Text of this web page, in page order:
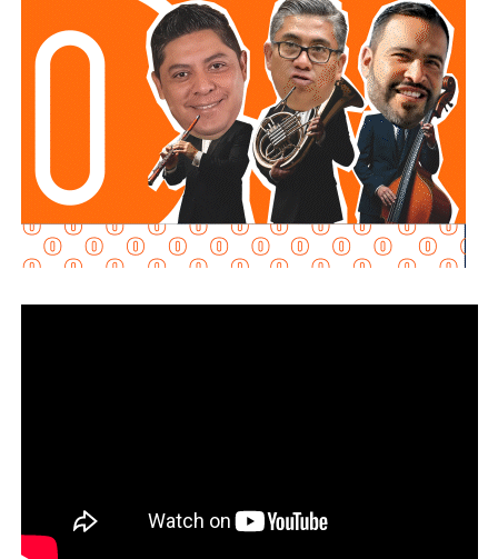
servicio más eficiente.
Interapasmantiene abierta la invitación para que más
usuarios activen el recibo digital a través de la aplicación
saldos, realizar pagos y acceder a diversos servicios